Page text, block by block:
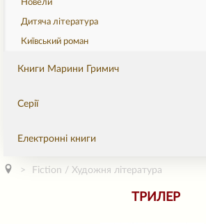
Новели
Дитяча література
Київський роман
Книги Марини Гримич
Серії
Електронні книги
Fiction / Художня література
ТРИЛЕР